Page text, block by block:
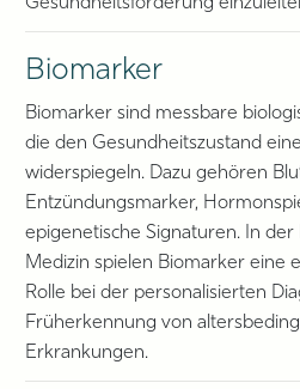
Biomarker
Biomarker sind messbare
die den Gesundheitszustand
widerspiegeln. Dazu gehören
Entzündungsmarker,
epigenetische Signaturen. In
Medizin spielen Biomarker eine
Rolle bei der personalisierten
Früherkennung von
Erkrankungen.